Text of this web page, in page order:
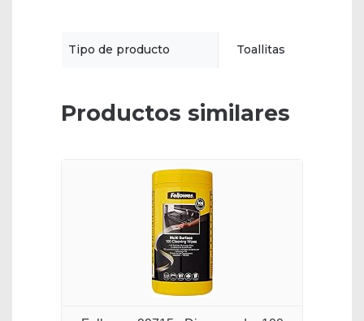
Tipo de producto Toallitas
Productos similares